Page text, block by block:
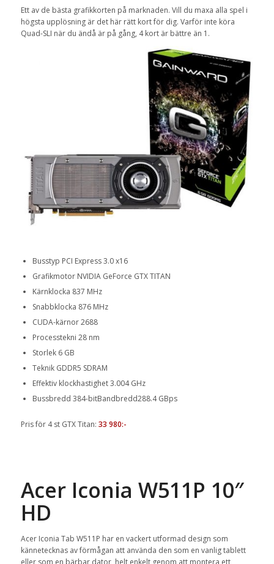
Ett av de bästa grafikkorten på marknaden. Vill du maxa alla spel i
högsta upplösning är det här rätt kort för dig. Varför inte köra
Quad-SLI när du ändå är på gång, 4 kort är bättre än 1.
Busstyp PCI Express 3.0 x16
Grafikmotor NVIDIA GeForce GTX TITAN
Kärnklocka 837 MHz
Snabbklocka 876 MHz
CUDA-kärnor 2688
Processtekni 28 nm
Storlek 6 GB
Teknik GDDR5 SDRAM
Effektiv klockhastighet 3.004 GHz
Bussbredd 384-bitBandbredd288.4 GBps
Pris för 4 st GTX Titan: 33 980:-
Acer Iconia W511P 10″
HD
Acer Iconia Tab W511P har en vackert utformad design som
kännetecknas av förmågan att använda den som en vanlig tablett